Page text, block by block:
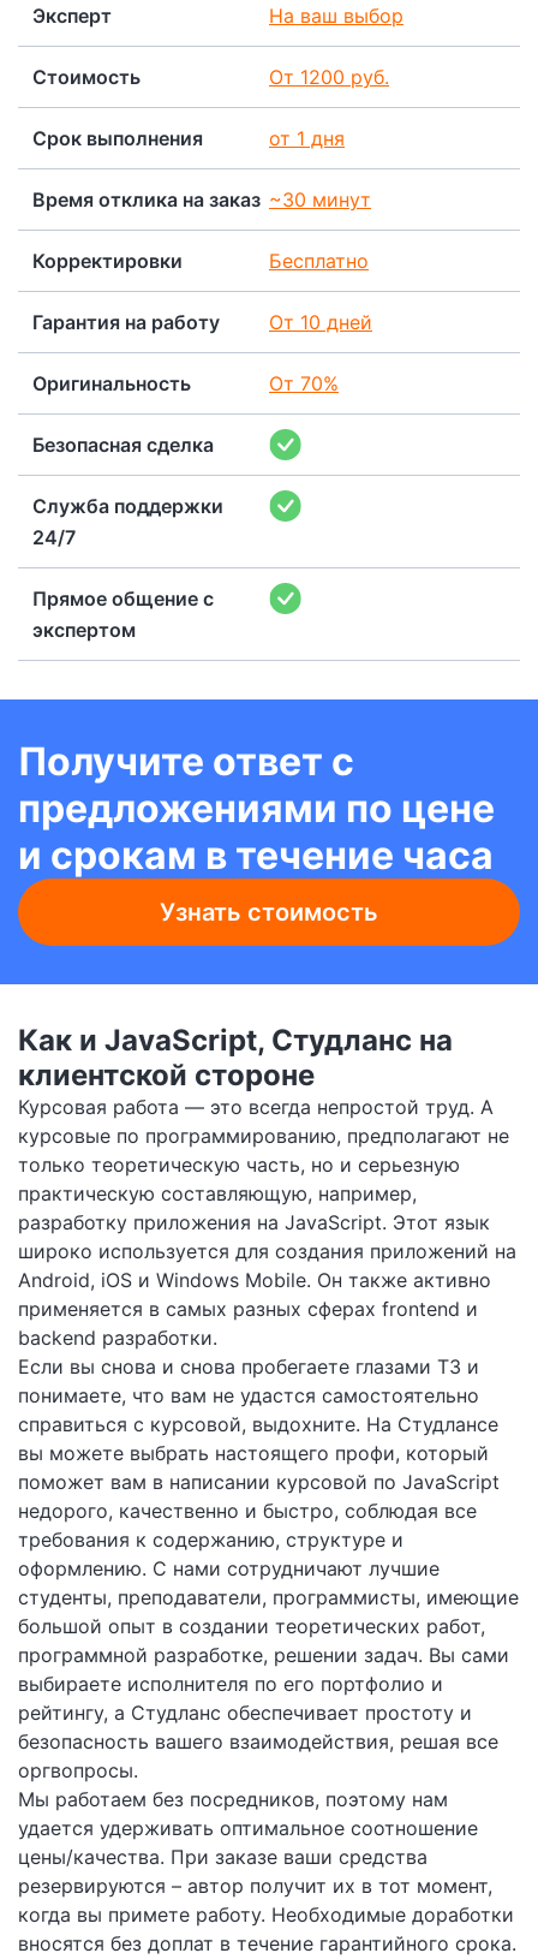
Эксперт На ваш выбор
Стоимость От 1200 руб.
Срок выполнения от 1 дня
Время отклика на заказ ~30 минут
Корректировки Бесплатно
Гарантия на работу От 10 дней
Оригинальность От 70%
Безопасная сделка
Служба поддержки
24/7
Прямое общение с
экспертом
Получите ответ с
предложениями по цене
и срокам в течение часа
Узнать стоимость
Как и JavaScript, Студланс на
клиентской стороне
Курсовая работа — это всегда непростой труд. А
курсовые по программированию, предполагают не
только теоретическую часть, но и серьезную
практическую составляющую, например,
разработку приложения на JavaScript. Этот язык
широко используется для создания приложений на
Android, iOS и Windows Mobile. Он также активно
применяется в самых разных сферах frontend и
backend разработки.
Если вы снова и снова пробегаете глазами ТЗ и
понимаете, что вам не удастся самостоятельно
справиться с курсовой, выдохните. На Студлансе
вы можете выбрать настоящего профи, который
поможет вам в написании курсовой по JavaScript
недорого, качественно и быстро, соблюдая все
требования к содержанию, структуре и
оформлению. С нами сотрудничают лучшие
студенты, преподаватели, программисты, имеющие
большой опыт в создании теоретических работ,
программной разработке, решении задач. Вы сами
выбираете исполнителя по его портфолио и
рейтингу, а Студланс обеспечивает простоту и
безопасность вашего взаимодействия, решая все
оргвопросы.
Мы работаем без посредников, поэтому нам
удается удерживать оптимальное соотношение
цены/качества. При заказе ваши средства
резервируются – автор получит их в тот момент,
когда вы примете работу. Необходимые доработки
вносятся без доплат в течение гарантийного срока.